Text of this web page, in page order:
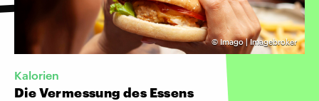
©Imago | Imagebroker
Kalorien
Die Vermessung des Essens